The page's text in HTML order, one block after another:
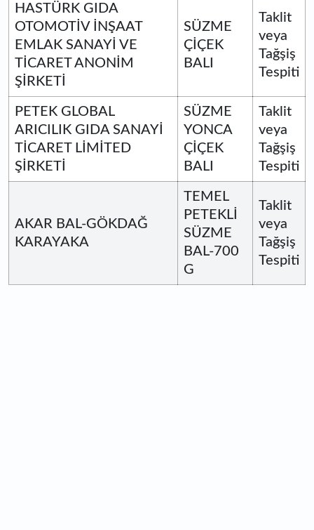
HASTÜRK GIDA
OTOMOTİV İNŞAAT
EMLAK SANAYİ VE
TİCARET ANONİM
ŞİRKETİ
SÜZME
ÇİÇEK
BALI
Taklit
veya
Tağşiş
Tespiti
PETEK GLOBAL
ARICILIK GIDA SANAYİ
TİCARET LİMİTED
ŞİRKETİ
SÜZME
YONCA
ÇİÇEK
BALI
Taklit
veya
Tağşiş
Tespiti
AKAR BAL-GÖKDAĞ
KARAYAKA
TEMEL
PETEKLİ
SÜZME
BAL-700
G
Taklit
veya
Tağşiş
Tespiti